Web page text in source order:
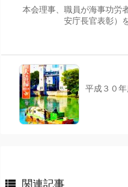
本会理事、職員が海事功労
安庁長官表彰）
平成３０
 関連記事